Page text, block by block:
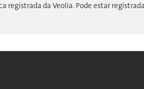
registrada da Veolia. Pode estar